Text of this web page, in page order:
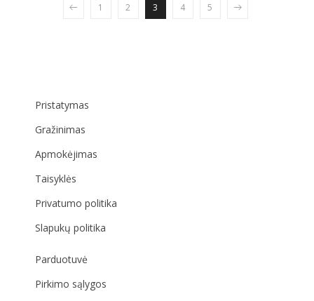
1 2 3 4 5
Pristatymas
Gražinimas
Apmokėjimas
Taisyklės
Privatumo politika
Slapukų politika
Parduotuvė
Pirkimo sąlygos